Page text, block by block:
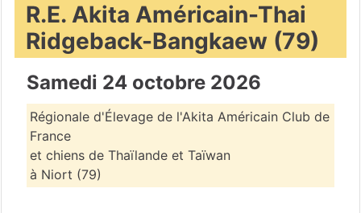
R.E. Akita Américain-Thai
Ridgeback-Bangkaew (79)
Samedi 24 octobre 2026
Régionale d'Élevage de l'Akita Américain Club de
France
et chiens de Thaïlande et Taïwan
à Niort (79)